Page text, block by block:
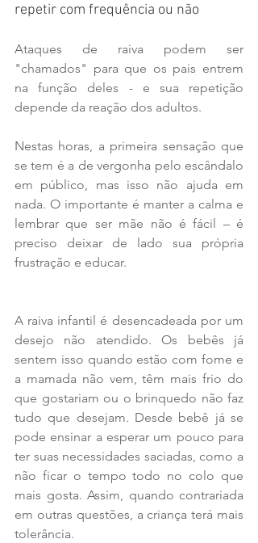
repetir com frequência ou não
Ataques de raiva podem ser
"chamados" para que os pais entrem
na função deles - e sua repetição
depende da reação dos adultos.
Nestas horas, a primeira sensação que
se tem é a de vergonha pelo escândalo
em público, mas isso não ajuda em
nada. O importante é manter a calma e
lembrar que ser mãe não é fácil – é
preciso deixar de lado sua própria
frustração e educar.
A raiva infantil é desencadeada por um
desejo não atendido. Os bebês já
sentem isso quando estão com fome e
a mamada não vem, têm mais frio do
que gostariam ou o brinquedo não faz
tudo que desejam. Desde bebê já se
pode ensinar a esperar um pouco para
ter suas necessidades saciadas, como a
não ficar o tempo todo no colo que
mais gosta. Assim, quando contrariada
em outras questões, a criança terá mais
tolerância.